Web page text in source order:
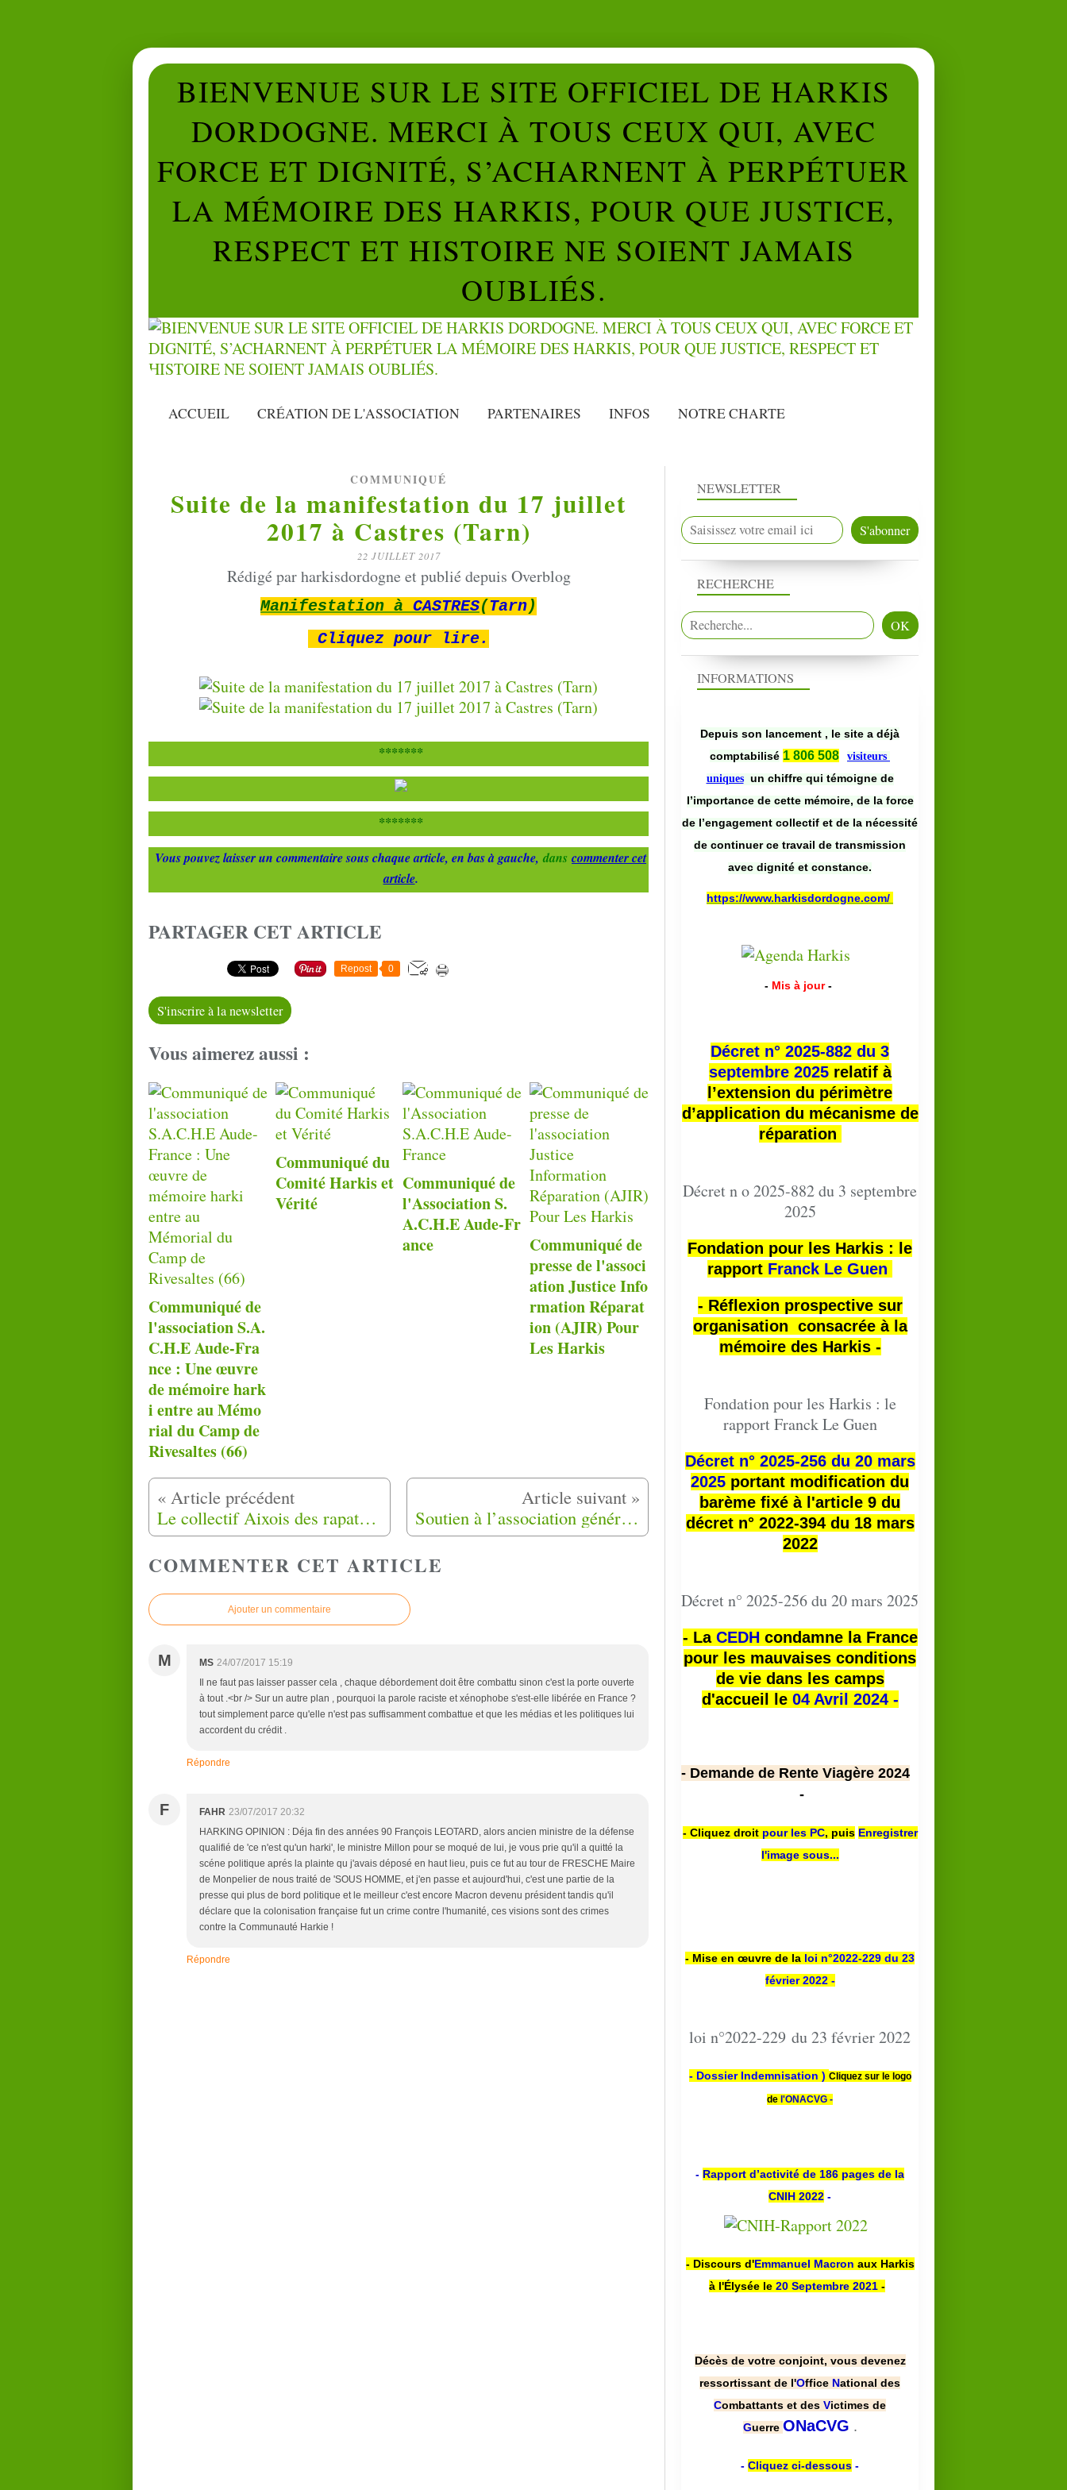
BIENVENUE SUR LE SITE OFFICIEL DE HARKIS
DORDOGNE. MERCI À TOUS CEUX QUI, AVEC
FORCE ET DIGNITÉ, S’ACHARNENT À PERPÉTUER
LA MÉMOIRE DES HARKIS, POUR QUE JUSTICE,
RESPECT ET HISTOIRE NE SOIENT JAMAIS
OUBLIÉS.
ACCUEIL CRÉATION DE L'ASSOCIATION PARTENAIRES INFOS NOTRE CHARTE
COMMUNIQUÉ
Suite de la manifestation du 17 juillet
2017 à Castres (Tarn)
22 JUILLET 2017
Rédigé par harkisdordogne et publié depuis Overblog
Manifestation à CASTRES(Tarn)
Cliquez pour lire.
*******
*******
Vous pouvez laisser un commentaire sous chaque article, en bas à gauche, dans commenter cet
article.
PARTAGER CET ARTICLE
Repost 0
S'inscrire à la newsletter
Vous aimerez aussi :
Communiqué de
l'association S.A.
C.H.E Aude-Fra
nce : Une œuvre
de mémoire hark
i entre au Mémo
rial du Camp de
Rivesaltes (66)
Communiqué du
Comité Harkis et
Vérité
Communiqué de
l'Association S.
A.C.H.E Aude-Fr
ance
Communiqué de
presse de l'associ
ation Justice Info
rmation Réparat
ion (AJIR) Pour
Les Harkis
Le collectif Aixois des rapatriés a refusé l'adhésion de deux associations de harkis. Soutien à l’association génération harkis du Tarn.
COMMENTER CET ARTICLE
Ajouter un commentaire
M MS 24/07/2017 15:19
Il ne faut pas laisser passer cela , chaque débordement doit être combattu sinon c'est la porte ouverte
à tout .<br /> Sur un autre plan , pourquoi la parole raciste et xénophobe s'est-elle libérée en France ?
tout simplement parce qu'elle n'est pas suffisamment combattue et que les médias et les politiques lui
accordent du crédit .
Répondre
F FAHR 23/07/2017 20:32
HARKING OPINION : Déja fin des années 90 François LEOTARD, alors ancien ministre de la défense
qualifié de 'ce n'est qu'un harki', le ministre Millon pour se moqué de lui, je vous prie qu'il a quitté la
scéne politique aprés la plainte qu j'avais déposé en haut lieu, puis ce fut au tour de FRESCHE Maire
de Monpelier de nous traité de 'SOUS HOMME, et j'en passe et aujourd'hui, c'est une partie de la
presse qui plus de bord politique et le meilleur c'est encore Macron devenu président tandis qu'il
déclare que la colonisation française fut un crime contre l'humanité, ces visions sont des crimes
contre la Communauté Harkie !
Répondre
NEWSLETTER
RECHERCHE
INFORMATIONS
Depuis son lancement , le site a déjà
comptabilisé 1 806 508
visiteurs
uniques un chiffre qui témoigne de
l’importance de cette mémoire, de la force
de l’engagement collectif et de la nécessité
de continuer ce travail de transmission
avec dignité et constance.
https://www.harkisdordogne.com/
- Mis à jour -
Décret n° 2025-882 du 3
septembre 2025relatif à
l’extension du périmètre
d’application du mécanisme de
réparation
Décret n o 2025-882 du 3 septembre
2025
Fondation pour les Harkis : le
rapport Franck Le Guen
- Réflexion prospective sur
organisation consacrée à la
mémoire des Harkis -
Fondation pour les Harkis : le
rapport Franck Le Guen
Décret n° 2025-256 du 20 mars
2025 portant modification du
barème fixé à l'article 9 du
décret n° 2022-394 du 18 mars
2022
Décret n° 2025-256 du 20 mars 2025
- La CEDHcondamne la France
pour les mauvaises conditions
de vie dans les camps
d'accueil le 04 Avril 2024 -
- Demande de Rente Viagère 2024
-
- Cliquez droit pour les PC, puis Enregistrer
l'image sous...
- Mise en œuvre de la loi n°2022-229 du 23
février 2022 -
loi n°2022-229 du 23 février 2022
- Dossier Indemnisation ) Cliquez sur le logo
de l'ONACVG -
- Rapport d’activité de 186 pages de la
CNIH 2022 -
- Discours d'Emmanuel Macron aux Harkis
à l'Élysée le 20 Septembre 2021 -
Décès de votre conjoint, vous devenez
ressortissant de l'Office National des
Combattants et des Victimes de
Guerre ONaCVG .
- Cliquez ci-dessous -